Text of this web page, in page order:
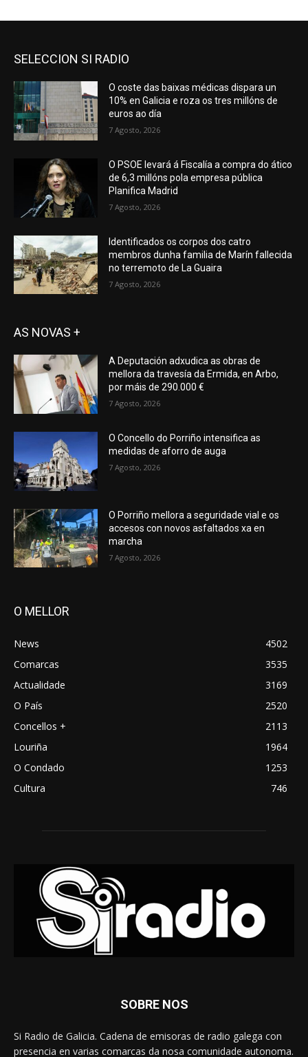
SELECCION SI RADIO
O coste das baixas médicas dispara un
10% en Galicia e roza os tres millóns de
euros ao día
7 Agosto, 2026
O PSOE levará á Fiscalía a compra do ático
de 6,3 millóns pola empresa pública
Planifica Madrid
7 Agosto, 2026
Identificados os corpos dos catro
membros dunha familia de Marín fallecida
no terremoto de La Guaira
7 Agosto, 2026
AS NOVAS +
A Deputación adxudica as obras de
mellora da travesía da Ermida, en Arbo,
por máis de 290.000 €
7 Agosto, 2026
O Concello do Porriño intensifica as
medidas de aforro de auga
7 Agosto, 2026
O Porriño mellora a seguridade vial e os
accesos con novos asfaltados xa en
marcha
7 Agosto, 2026
O MELLOR
News
4502
Comarcas
3535
Actualidade
3169
O País
2520
Concellos +
2113
Louriña
1964
O Condado
1253
Cultura
746
SOBRE NOS
Si Radio de Galicia. Cadena de emisoras de radio galega con
presencia en varias comarcas da nosa comunidade autonoma.